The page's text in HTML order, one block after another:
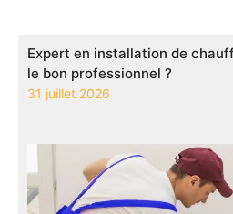
Expert en installation de
le bon professionnel ?
31 juillet 2026